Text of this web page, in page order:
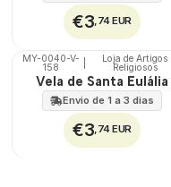
€3,74 EUR
🇵🇹
100%
MY-0040-V-
158
Loja de Artigos
Religiosos
Vela de Santa Eulália
Envio de 1 a 3 dias
€3,74 EUR